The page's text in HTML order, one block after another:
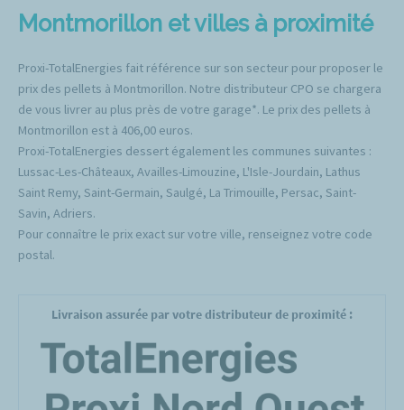
Montmorillon et villes à proximité
Proxi-TotalEnergies fait référence sur son secteur pour proposer le
prix des pellets à Montmorillon. Notre distributeur CPO se chargera
de vous livrer au plus près de votre garage*. Le prix des pellets à
Montmorillon est à 406,00 euros.
Proxi-TotalEnergies dessert également les communes suivantes :
Lussac-Les-Châteaux, Availles-Limouzine, L'Isle-Jourdain, Lathus
Saint Remy, Saint-Germain, Saulgé, La Trimouille, Persac, Saint-
Savin, Adriers.
Pour connaître le prix exact sur votre ville, renseignez votre code
postal.
Livraison assurée par votre distributeur de proximité :